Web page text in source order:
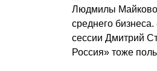
Людмилы
среднего
сессии Дмитрий
Россия» тоже